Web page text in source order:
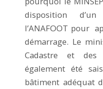
disposition d’un
l’ANAFOOT pour
démarrage. Le
Cadastre et des
également été
bâtiment adéquat